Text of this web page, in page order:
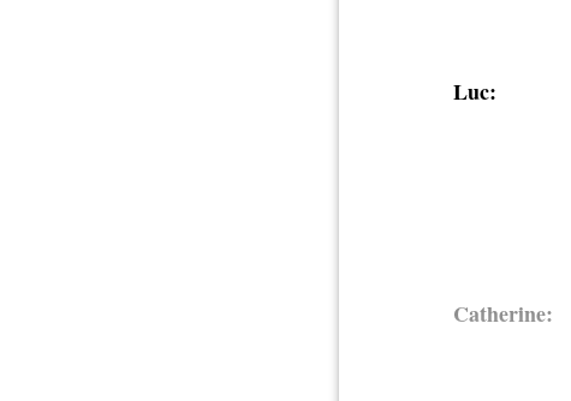
Luc:
Catherine: